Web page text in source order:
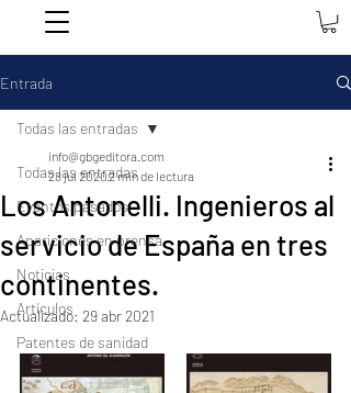
Entrada
Todas las entradas
Eventos pasados
Apariciones en prensa
Noticias
Artículos
Patentes de sanidad
Todas las entradas
Los Antonelli. Ingenieros al
servicio de España en tres
continentes.
info@gbgeditora.com
28 jul 20202 min de lectura
Actualizado: 29 abr 2021